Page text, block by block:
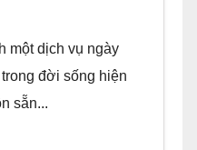
một dịch vụ ngày
đời sống hiện
sẵn...